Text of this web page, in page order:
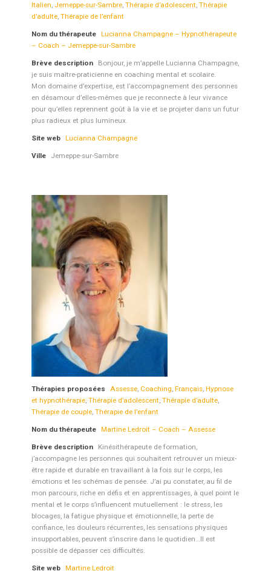
Nom du thérapeute Lucianna Champagne – Hypnothérapeute
– Coach – Jemeppe-sur-Sambre
Italien, Jemeppe-sur-Sambre, Thérapie d’adolescent, Thérapie
d’adulte, Thérapie de l’enfant
Brève description
Bonjour, je m’appelle Lucianna Champagne,
je suis maître-praticienne en coaching mental et scolaire.
Mon domaine d’expertise, est l’accompagnement des personnes
en désamour d’elles-mêmes que je reconnecte à leur vivance
pour qu’elles reprennent goût à la vie et se projeter dans un futur
plus radieux et plus lumineux.
Site web Lucianna Champagne
Ville Jemeppe-sur-Sambre
Nom du thérapeute Martine Ledroit – Coach – Assesse
Thérapies proposées Assesse, Coaching, Français, Hypnose
et hypnothérapie, Thérapie d’adolescent, Thérapie d’adulte,
Thérapie de couple, Thérapie de l’enfant
Brève description
Kinésithérapeute de formation,
j’accompagne les personnes qui souhaitent retrouver un mieux-
être rapide et durable en travaillant à la fois sur le corps, les
émotions et les schémas de pensée. J’ai pu constater, au fil de
mon parcours, riche en défis et en apprentissages, à quel point le
mental et le corps s’influencent mutuellement : le stress, les
blocages, la fatigue physique et émotionnelle, la perte de
confiance, les douleurs récurrentes, les sensations physiques
insupportables, peuvent s’inscrire dans le quotidien…Il est
possible de dépasser ces difficultés.
Site web Martine Ledroit